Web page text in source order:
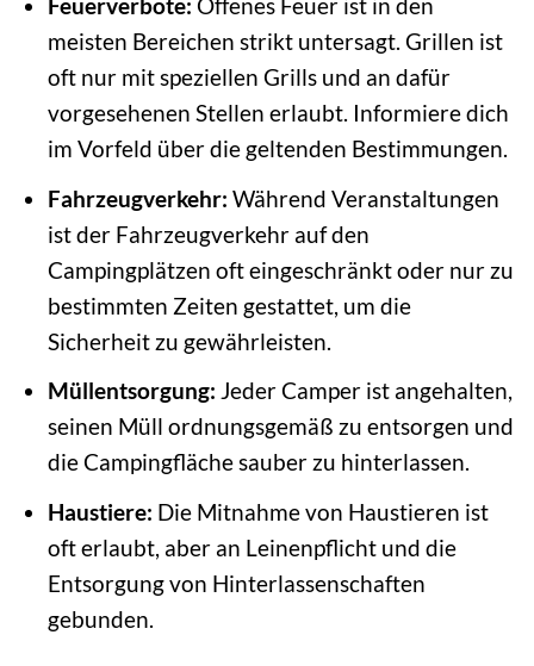
Feuerverbote: Offenes Feuer ist in den
meisten Bereichen strikt untersagt. Grillen ist
oft nur mit speziellen Grills und an dafür
vorgesehenen Stellen erlaubt. Informiere dich
im Vorfeld über die geltenden Bestimmungen.
Fahrzeugverkehr: Während Veranstaltungen
ist der Fahrzeugverkehr auf den
Campingplätzen oft eingeschränkt oder nur zu
bestimmten Zeiten gestattet, um die
Sicherheit zu gewährleisten.
Müllentsorgung: Jeder Camper ist angehalten,
seinen Müll ordnungsgemäß zu entsorgen und
die Campingfläche sauber zu hinterlassen.
Haustiere: Die Mitnahme von Haustieren ist
oft erlaubt, aber an Leinenpflicht und die
Entsorgung von Hinterlassenschaften
gebunden.